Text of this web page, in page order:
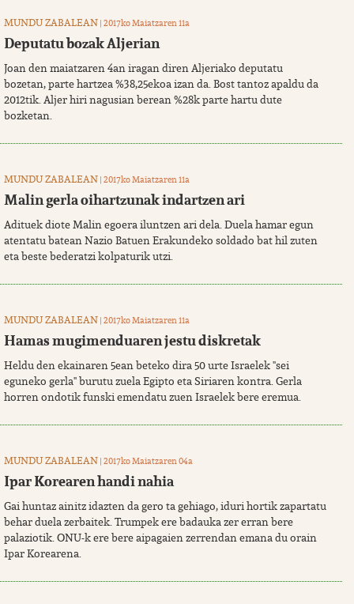
MUNDU ZABALEAN | 2017ko Maiatzaren 11a
Deputatu bozak Aljerian
Joan den maiatzaren 4an iragan diren Aljeriako deputatu
bozetan, parte hartzea %38,25ekoa izan da. Bost tantoz apaldu da
2012tik. Aljer hiri nagusian berean %28k parte hartu dute
bozketan.
MUNDU ZABALEAN | 2017ko Maiatzaren 11a
Malin gerla oihartzunak indartzen ari
Adituek diote Malin egoera iluntzen ari dela. Duela hamar egun
atentatu batean Nazio Batuen Erakundeko soldado bat hil zuten
eta beste bederatzi kolpaturik utzi.
MUNDU ZABALEAN | 2017ko Maiatzaren 11a
Hamas mugimenduaren jestu diskretak
Heldu den ekainaren 5ean beteko dira 50 urte Israelek "sei
eguneko gerla" burutu zuela Egipto eta Siriaren kontra. Gerla
horren ondotik funski emendatu zuen Israelek bere eremua.
MUNDU ZABALEAN | 2017ko Maiatzaren 04a
Ipar Korearen handi nahia
Gai huntaz ainitz idazten da gero ta gehiago, iduri hortik zapartatu
behar duela zerbaitek. Trumpek ere badauka zer erran bere
palaziotik. ONU-k ere bere aipagaien zerrendan emana du orain
Ipar Korearena.